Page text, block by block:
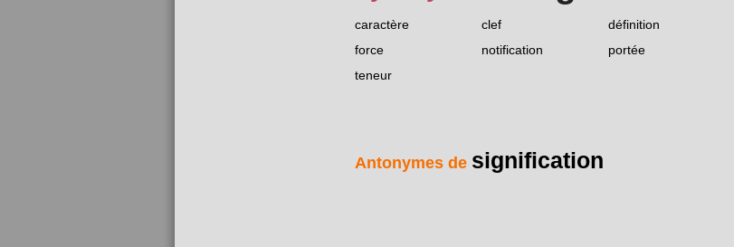
caractère clef définition
force
notification portée
teneur
Antonymes de signification